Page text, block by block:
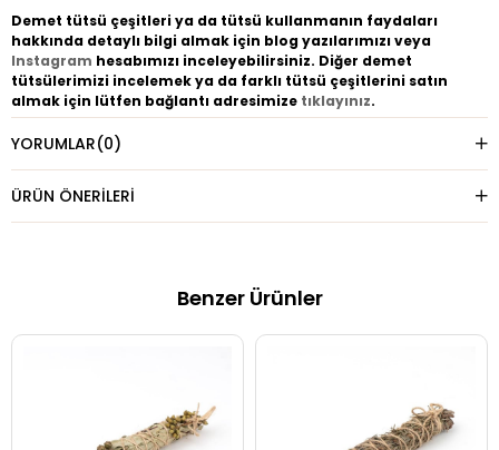
Demet tütsü çeşitleri ya da tütsü kullanmanın faydaları
hakkında detaylı bilgi almak için blog yazılarımızı veya
Instagram hesabımızı inceleyebilirsiniz. Diğer demet
tütsülerimizi incelemek ya da farklı tütsü çeşitlerini satın
almak için lütfen bağlantı adresimize tıklayınız.
YORUMLAR(0)
ÜRÜN ÖNERILERI
Benzer Ürünler